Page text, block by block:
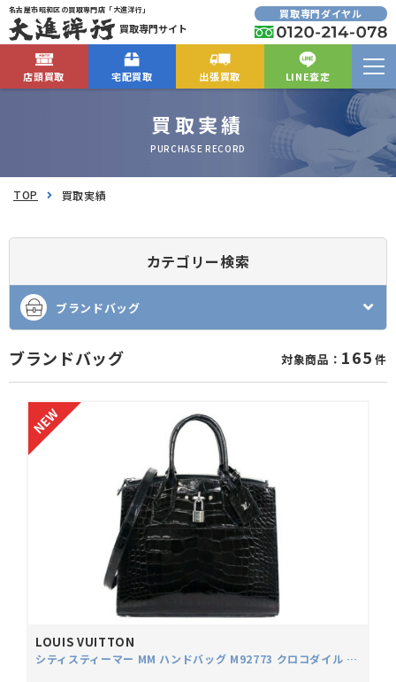
名古屋市昭和区の買取専門店「大進洋行」
買取専門サイト
買取専門ダイヤル
店頭買取 宅配買取 出張買取 LINE査定
買取実績
PURCHASE RECORD
TOP 買取実績
カテゴリー検索
ブランドバッグ
ブランドバッグ 対象商品： 165 件
LOUIS VUITTON
シティスティーマー MM ハンドバッグ M92773 クロコダイル アリゲーター リセ